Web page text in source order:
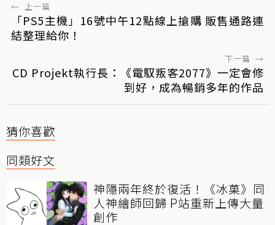
← 上一篇
「PS5主機」16號中午12點線上搶購 販售通路連
結整理給你！
下一篇 →
CD Projekt執行長：《電馭叛客2077》一定會修
到好，成為暢銷多年的作品
猜你喜歡
同類好文
神隱兩年終於復活！《冰菓》同
人神繪師回歸 P站重新上傳大量
創作